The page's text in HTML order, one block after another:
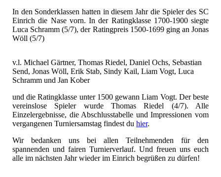
In den Sonderklassen hatten in diesem Jahr die Spieler des SC
Einrich die Nase vorn. In der Ratingklasse 1700-1900 siegte
Luca Schramm (5/7), der Ratingpreis 1500-1699 ging an Jonas
Wöll (5/7)
v.l. Michael Gärtner, Thomas Riedel, Daniel Ochs, Sebastian
Send, Jonas Wöll, Erik Stab, Sindy Kail, Liam Vogt, Luca
Schramm und Jan Kober
und die Ratingklasse unter 1500 gewann Liam Vogt. Der beste
vereinslose Spieler wurde Thomas Riedel (4/7). Alle
Einzelergebnisse, die Abschlusstabelle und Impressionen vom
vergangenen Turniersamstag findest du hier.
Wir bedanken uns bei allen Teilnehmenden für den
spannenden und fairen Turnierverlauf. Und freuen uns euch
alle im nächsten Jahr wieder im Einrich begrüßen zu dürfen!